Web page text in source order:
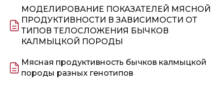
МОДЕЛИРОВАНИЕ ПОКАЗАТЕЛЕЙ МЯСНОЙ
ПРОДУКТИВНОСТИ В ЗАВИСИМОСТИ ОТ
ТИПОВ ТЕЛОСЛОЖЕНИЯ БЫЧКОВ
КАЛМЫЦКОЙ ПОРОДЫ
Мясная продуктивность бычков калмыцкой
породы разных генотипов